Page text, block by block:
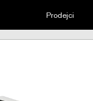
Prodejci